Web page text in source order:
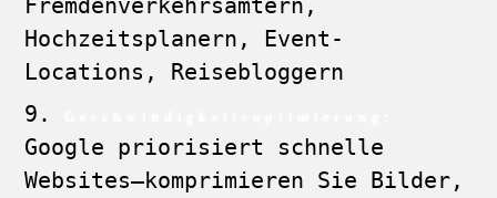
Hochzeitsplanern, Event-
Locations, Reisebloggern
Google priorisiert schnelle
Websites—komprimieren Sie Bilder,